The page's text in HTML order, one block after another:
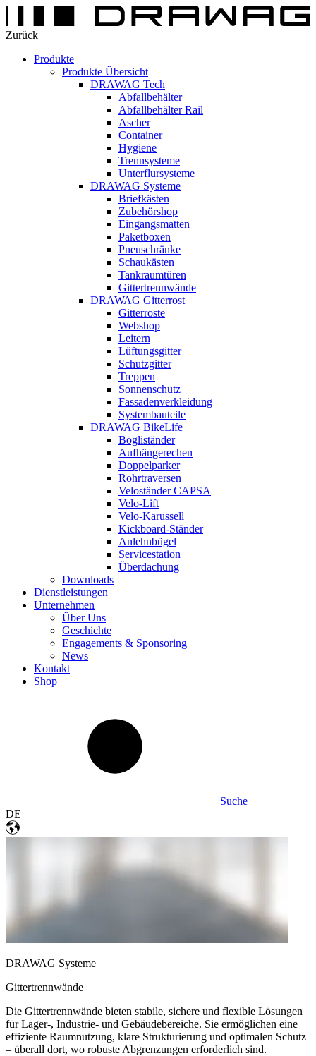
Zurück
Produkte
Produkte Übersicht
DRAWAG Tech
Abfallbehälter
Abfallbehälter Rail
Ascher
Container
Hygiene
Trennsysteme
Unterflursysteme
DRAWAG Systeme
Briefkästen
Zubehörshop
Eingangsmatten
Paketboxen
Pneuschränke
Schaukästen
Tankraumtüren
Gittertrennwände
DRAWAG Gitterrost
Gitterroste
Webshop
Leitern
Lüftungsgitter
Schutzgitter
Treppen
Sonnenschutz
Fassadenverkleidung
Systembauteile
DRAWAG BikeLife
Bögliständer
Aufhängerechen
Doppelparker
Rohrtraversen
Veloständer CAPSA
Velo-Lift
Velo-Karussell
Kickboard-Ständer
Anlehnbügel
Servicestation
Überdachung
Downloads
Dienstleistungen
Unternehmen
Über Uns
Geschichte
Engagements & Sponsoring
News
Kontakt
Shop
Suche
DE
DRAWAG Systeme
Gittertrennwände
Die Gittertrennwände bieten stabile, sichere und flexible Lösungen
für Lager-, Industrie- und Gebäudebereiche. Sie ermöglichen eine
effiziente Raumnutzung, klare Strukturierung und optimalen Schutz
– überall dort, wo robuste Abgrenzungen erforderlich sind.